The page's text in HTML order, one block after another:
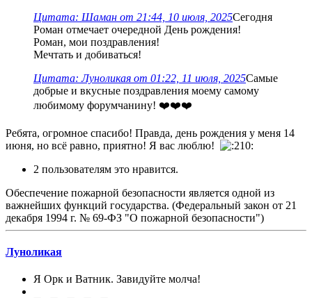
Цитата: Шаман от 21:44, 10 июля, 2025Сегодня
Роман отмечает очередной День рождения!
Роман, мои поздравления!
Мечтать и добиваться!
Цитата: Луноликая от 01:22, 11 июля, 2025Самые
добрые и вкусные поздравления моему самому
любимому форумчанину! ❤️❤️❤️
Ребята, огромное спасибо! Правда, день рождения у меня 14
июня, но всё равно, приятно! Я вас люблю!
2 пользователям это нравится.
Обеспечение пожарной безопасности является одной из
важнейших функций государства. (Федеральный закон от 21
декабря 1994 г. № 69-ФЗ "О пожарной безопасности")
Луноликая
Я Орк и Ватник. Завидуйте молча!